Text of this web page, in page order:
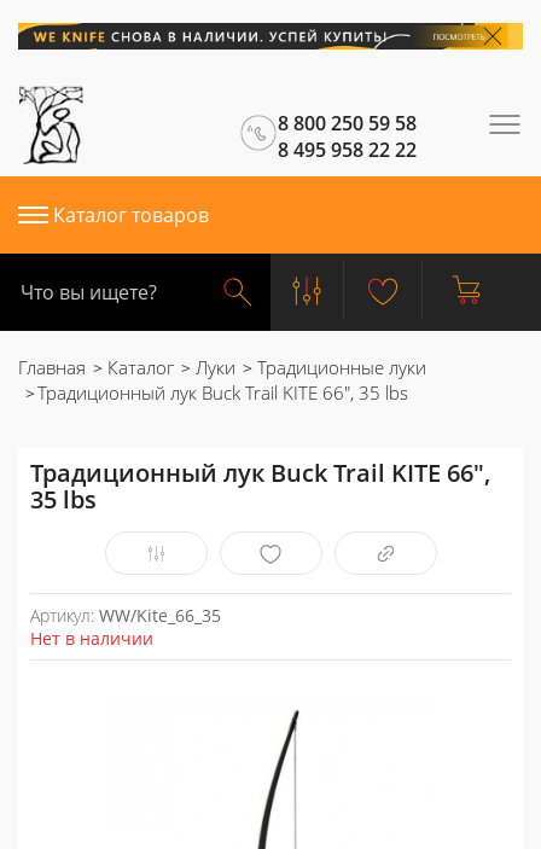
8 800 250 59 58
8 495 958 22 22
Каталог товаров
Главная Каталог Луки
Традиционные луки
Традиционный лук Buck Trail KITE 66", 35 lbs
Традиционный лук Buck Trail KITE 66",
35 lbs
Артикул: WW/Kite_66_35
Нет в наличии